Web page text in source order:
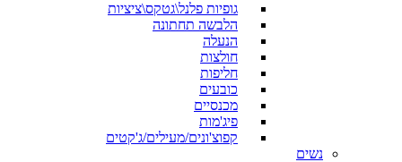
גופיות פלנל\גטקס\ציציות
הלבשה תחתונה
הנעלה
חולצות
חליפות
כובעים
מכנסיים
פיג'מות
קפוצ'ונים/מעילים/ג'קטים
נשים